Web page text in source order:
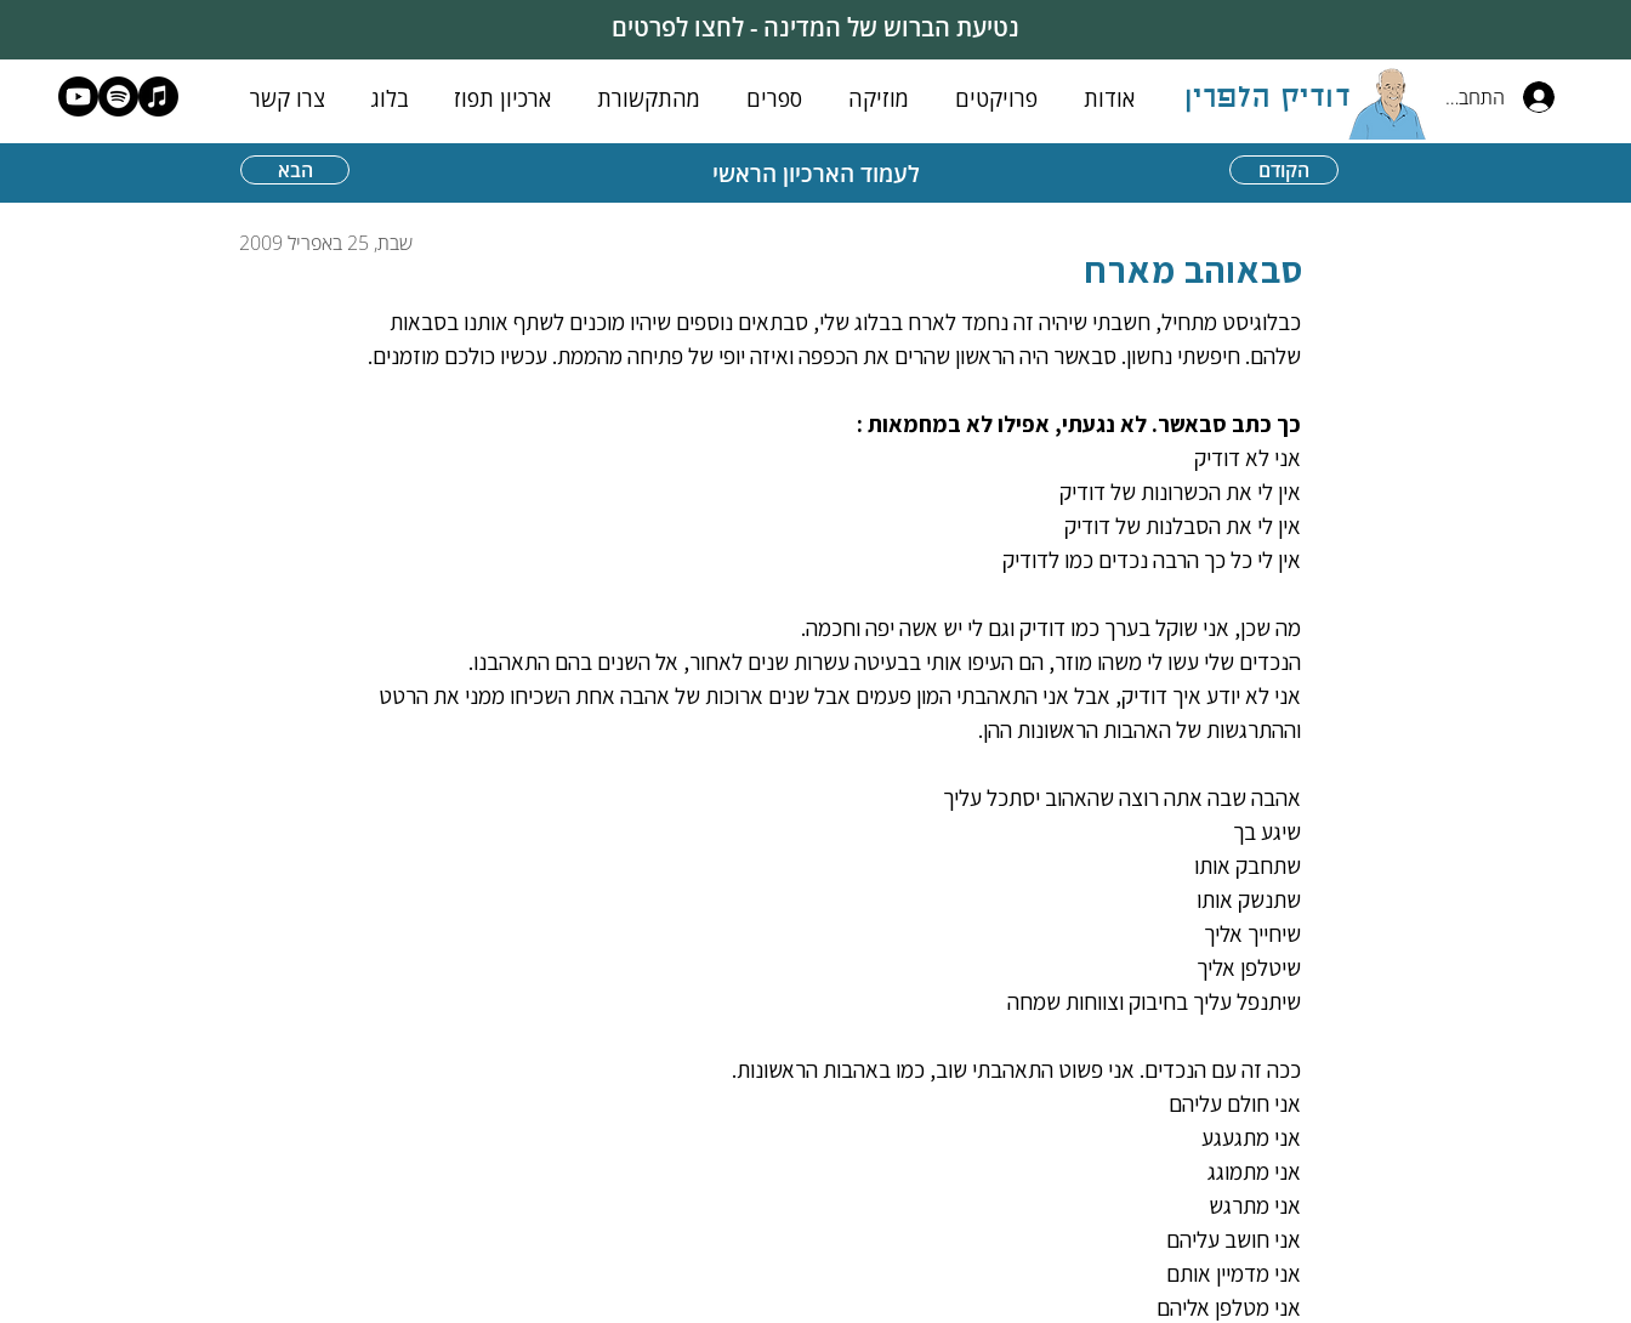
נטיעת הברוש של המדינה - לחצו לפרטים
אודות פרויקטים מוזיקה ספרים מהתקשורת ארכיון תפוז בלוג צרו קשר דודיק הלפרין התחברות
הבא לעמוד הארכיון הראשי הקודם
שבת, 25 באפריל 2009
סבאוהב מארח
כבלוגיסט מתחיל, חשבתי שיהיה זה נחמד לארח בבלוג שלי, סבתאים נוספים שיהיו מוכנים לשתף אותנו בסבאות
שלהם. חיפשתי נחשון. סבאשר היה הראשון שהרים את הכפפה ואיזה יופי של פתיחה מהממת. עכשיו כולכם מוזמנים.
כך כתב סבאשר. לא נגעתי, אפילו לא במחמאות :
אני לא דודיק
אין לי את הכשרונות של דודיק
אין לי את הסבלנות של דודיק
אין לי כל כך הרבה נכדים כמו לדודיק
מה שכן, אני שוקל בערך כמו דודיק וגם לי יש אשה יפה וחכמה.
הנכדים שלי עשו לי משהו מוזר, הם העיפו אותי בבעיטה עשרות שנים לאחור, אל השנים בהם התאהבנו.
אני לא יודע איך דודיק, אבל אני התאהבתי המון פעמים אבל שנים ארוכות של אהבה אחת השכיחו ממני את הרטט
וההתרגשות של האהבות הראשונות ההן.
אהבה שבה אתה רוצה שהאהוב יסתכל עליך
שיגע בך
שתחבק אותו
שתנשק אותו
שיחייך אליך
שיטלפן אליך
שיתנפל עליך בחיבוק וצווחות שמחה
ככה זה עם הנכדים. אני פשוט התאהבתי שוב, כמו באהבות הראשונות.
אני חולם עליהם
אני מתגעגע
אני מתמוגג
אני מתרגש
אני חושב עליהם
אני מדמיין אותם
אני מטלפן אליהם